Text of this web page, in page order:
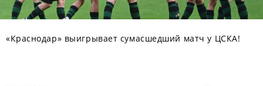
«Краснодар» выигрывает сумасшедший матч у ЦСКА!